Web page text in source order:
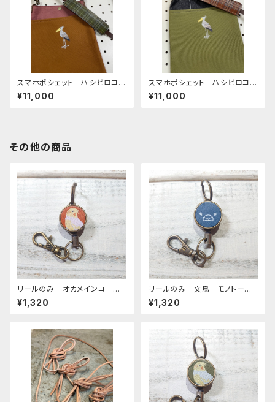
スマホポシェット ハシビロコ
ウ キャメル あずき 帆布
¥11,000
スマホポシェット ハシビロコ
ウ うぐいす 帆布 と 岡山
デニム
¥11,000
その他の商品
リールのみ オカメインコ ル
チノー レッドブラウン おかめ
いんこ
¥1,320
リールのみ 文鳥 モノトー
ン ネイビー ぶんちょう ブン
チョウ
¥1,320